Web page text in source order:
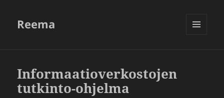
Reema
Informaatioverkostojen
tutkinto-ohjelma